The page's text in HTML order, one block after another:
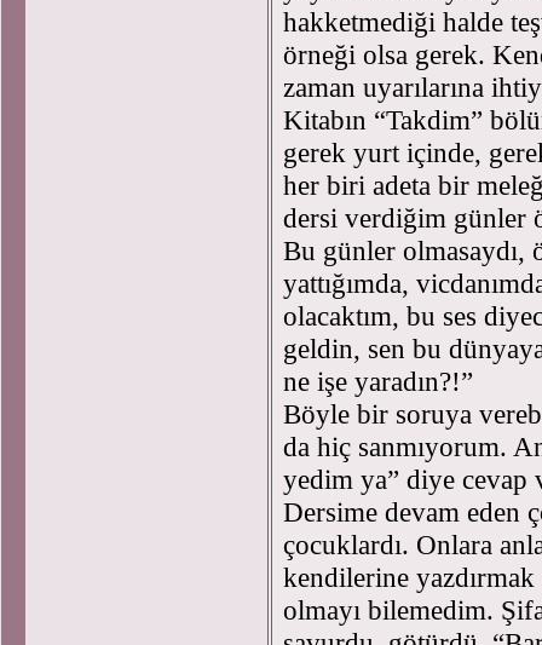
hakketmediği halde
örneği olsa gerek.
zaman uyarılarına
Kitabın “Takdim”
gerek yurt içinde,
her biri adeta bir
dersi verdiğim günler
Bu günler olmasaydı,
yattığımda,
olacaktım, bu ses
geldin, sen bu
ne işe yaradın?!”
Böyle bir soruya
da hiç sanmıyorum.
yedim ya” diye
Dersime devam eden
çocuklardı. Onlara
kendilerine yazdırmak
olmayı bilemedim.